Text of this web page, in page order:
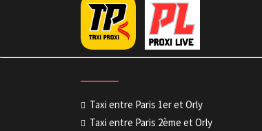
Taxi entre Paris 1er et Orly
Taxi entre Paris 2ème et Orly